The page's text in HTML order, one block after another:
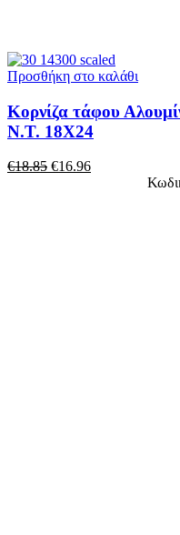
Προσθήκη στο καλάθι
Κορνίζα τάφου
Ν.Τ. 18Χ24
€18.85 €16.96